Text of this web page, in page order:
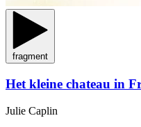
fragment
Het kleine chateau in
Julie Caplin